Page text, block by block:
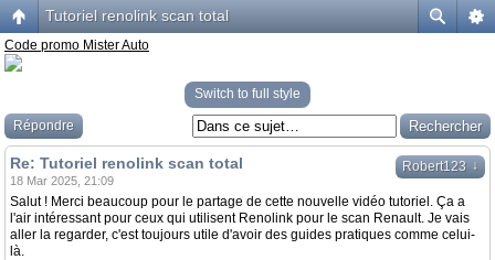
Tutoriel renolink scan total
Code promo Mister Auto
Switch to full style
Répondre
Robert123 ↓
Re: Tutoriel renolink scan total
18 Mar 2025, 21:09
Salut ! Merci beaucoup pour le partage de cette nouvelle vidéo tutoriel. Ça a
l'air intéressant pour ceux qui utilisent Renolink pour le scan Renault. Je vais
aller la regarder, c'est toujours utile d'avoir des guides pratiques comme celui-
là.